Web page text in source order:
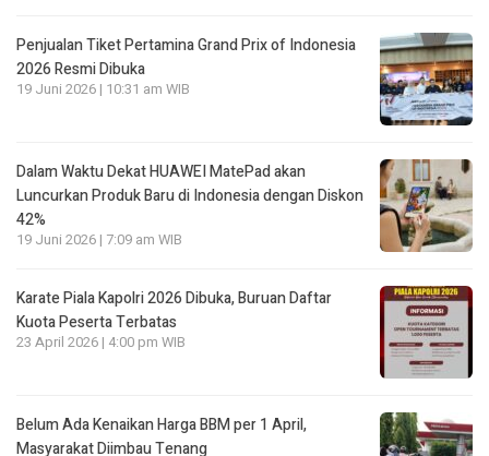
Penjualan Tiket Pertamina Grand Prix of Indonesia
2026 Resmi Dibuka
19 Juni 2026 | 10:31 am WIB
Dalam Waktu Dekat HUAWEI MatePad akan
Luncurkan Produk Baru di Indonesia dengan Diskon
42%
19 Juni 2026 | 7:09 am WIB
Karate Piala Kapolri 2026 Dibuka, Buruan Daftar
Kuota Peserta Terbatas
23 April 2026 | 4:00 pm WIB
Belum Ada Kenaikan Harga BBM per 1 April,
Masyarakat Diimbau Tenang